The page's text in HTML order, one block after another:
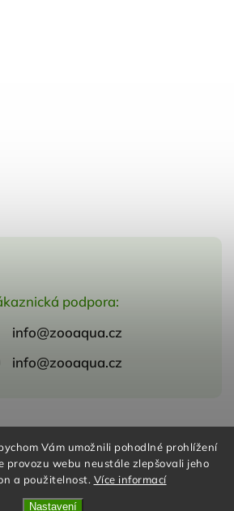
Vám umožnili pohodlné prohlížení
provozu webu neustále zlepšovali jeho
a použitelnost. Více informací
Nastavení
podpora:
info@zooaqua.cz
info@zooaqua.cz
Shoptet | DesignShoptak.cz